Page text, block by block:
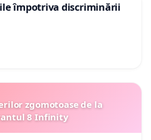
împotriva discriminării
zgomotoase de la
8 Infinity